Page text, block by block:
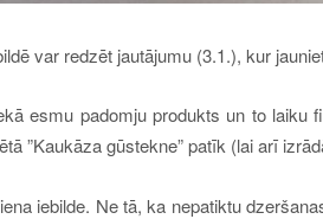
var redzēt jautājumu (3.1.), kur
esmu padomju produkts un to laiku
”Kaukāza gūstekne” patīk (lai arī
iebilde. Ne tā, ka nepatiktu